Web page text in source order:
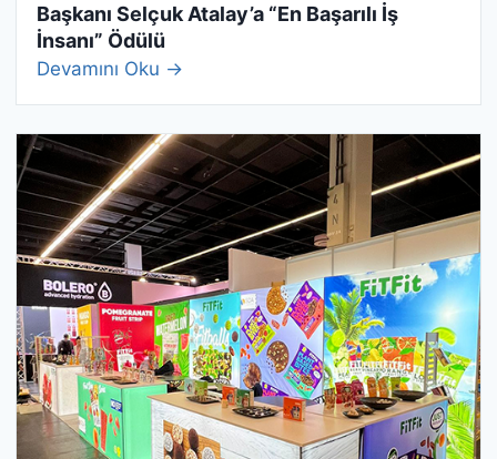
Başkanı Selçuk Atalay’a “En Başarılı İş
İnsanı” Ödülü
Devamını Oku →